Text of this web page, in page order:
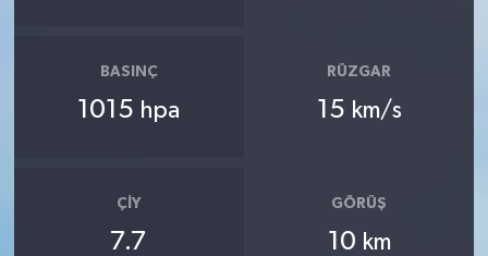
BASINÇ
1015 hpa
RÜZGAR
15 km/s
ÇIY
7.7
GÖRÜŞ
10 km